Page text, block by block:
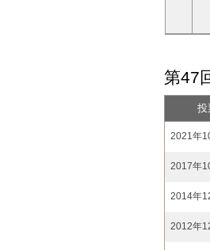
第47
投
2021年
2017年
2014年
2012年